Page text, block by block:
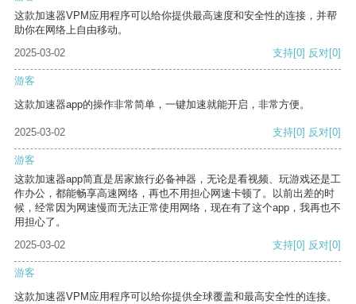
这款加速器VPM应用程序可以给你提供最高速度和安全性的连接，并帮
助你在网络上自由移动。
2025-03-02
支持[0] 反对[0]
游客
这款加速器app的操作非常简单，一键加速就能开启，非常方便。
2025-03-02 支持[0] 反对[0]
游客
这款加速器app简直是居家旅行必备神器，无论是看视频、玩游戏还是工
作办公，都能畅享高速网络，再也不用担心网速卡顿了。以前出差的时
候，经常因为网速慢而无法正常使用网络，现在有了这个app，我再也不
用担心了。
2025-03-02
支持[0] 反对[0]
游客
这款加速器VPM应用程序可以给你提供全球覆盖和最高安全性的连接。